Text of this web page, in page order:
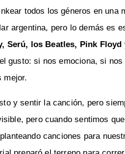
todos los géneros en una
argentina, pero lo demás es
Serú, los Beatles, Pink Floyd
gusto: si nos emociona, si
mejor.
y sentir la canción, pero
pero cuando sentimos
canciones para